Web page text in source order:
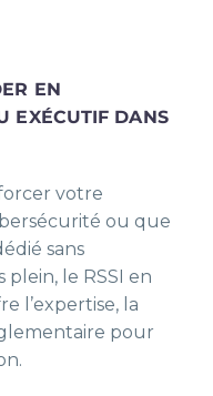
EN
EXÉCUTIF DANS
votre
ou que
sans
le RSSI en
l’expertise, la
pour